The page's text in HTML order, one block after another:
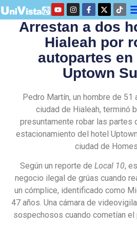
Arrestan a dos
Hialeah por
autopartes en
Uptown
Pedro Martín, un hombre de 51
ciudad de Hialeah, terminó
presuntamente robar las partes
estacionamiento del hotel
ciudad de
Según un reporte de Local 10,
negocio ilegal de grúas cuando
un cómplice, identificado como
47 años. Una cámara de
sospechosos cuando cometían el